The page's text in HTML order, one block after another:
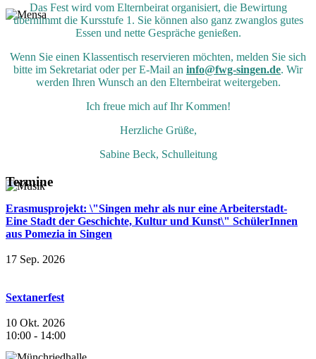
Das Fest wird vom Elternbeirat organisiert, die Bewirtung
übernimmt die Kursstufe 1. Sie können also ganz zwanglos gutes
Essen und nette Gespräche genießen.
Wenn Sie einen Klassentisch reservieren möchten, melden Sie sich
bitte im Sekretariat oder per E-Mail an info@fwg-singen.de. Wir
werden Ihren Wunsch an den Elternbeirat weitergeben.
Ich freue mich auf Ihr Kommen!
Herzliche Grüße,
Sabine Beck, Schulleitung
Termine
Erasmusprojekt: \"Singen mehr als nur eine Arbeiterstadt-
Eine Stadt der Geschichte, Kultur und Kunst\" SchülerInnen
aus Pomezia in Singen
17 Sep. 2026
Sextanerfest
10 Okt. 2026
10:00 - 14:00